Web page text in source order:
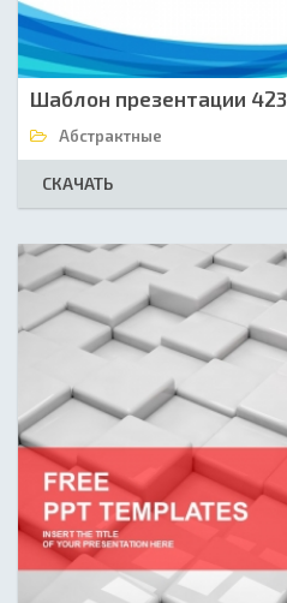
Шаблон презентации 423
Абстрактные
СКАЧАТЬ